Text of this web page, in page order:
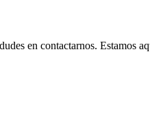
en contactarnos. Estamos